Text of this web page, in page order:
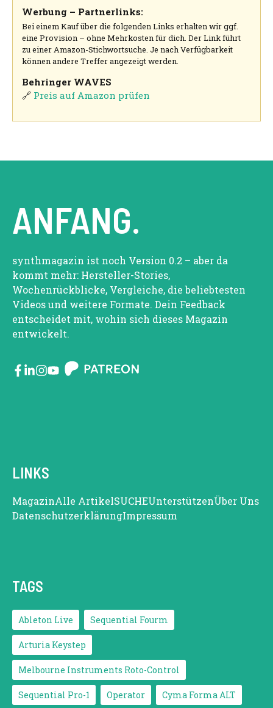
Werbung – Partnerlinks:
Bei einem Kauf über die folgenden Links erhalten wir ggf.
eine Provision – ohne Mehrkosten für dich. Der Link führt
zu einer Amazon-Stichwortsuche. Je nach Verfügbarkeit
können andere Treffer angezeigt werden.
Behringer WAVES
🔗 Preis auf Amazon prüfen
ANFANG.
synthmagazin ist noch Version 0.2 – aber da
kommt mehr: Hersteller-Stories,
Wochenrückblicke, Vergleiche, die beliebtesten
Videos und weitere Formate. Dein Feedback
entscheidet mit, wohin sich dieses Magazin
entwickelt.
LINKS
MagazinAlle ArtikelSUCHEUnterstützenÜber Uns
DatenschutzerklärungImpressum
TAGS
Ableton Live Sequential Fourm
Arturia Keystep
Melbourne Instruments Roto-Control
Sequential Pro-1 Operator Cyma Forma ALT